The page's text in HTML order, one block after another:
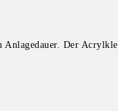
Der